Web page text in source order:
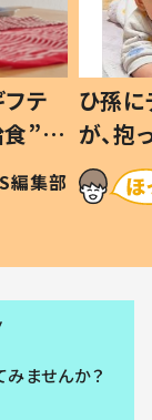
テ
”を
親
編集部
ひ孫
が、
「涙が
い」
みませんか？